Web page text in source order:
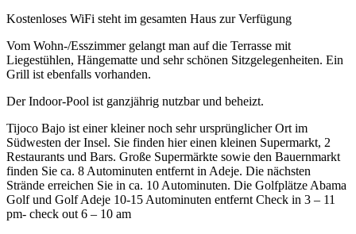
Kostenloses WiFi steht im gesamten Haus zur Verfügung
Vom Wohn-/Esszimmer gelangt man auf die Terrasse mit
Liegestühlen, Hängematte und sehr schönen Sitzgelegenheiten. Ein
Grill ist ebenfalls vorhanden.
Der Indoor-Pool ist ganzjährig nutzbar und beheizt.
Tijoco Bajo ist einer kleiner noch sehr ursprünglicher Ort im
Südwesten der Insel. Sie finden hier einen kleinen Supermarkt, 2
Restaurants und Bars. Große Supermärkte sowie den Bauernmarkt
finden Sie ca. 8 Autominuten entfernt in Adeje. Die nächsten
Strände erreichen Sie in ca. 10 Autominuten. Die Golfplätze Abama
Golf und Golf Adeje 10-15 Autominuten entfernt Check in 3 – 11
pm- check out 6 – 10 am